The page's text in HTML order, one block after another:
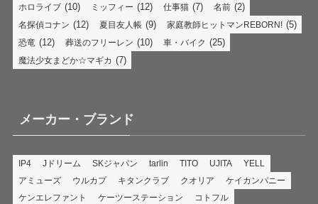
ホロライブ (10) ミッフィー (12) 仕事猫 (7) 名前 (2)
名探偵コナン (12) 夏目友人帳 (9) 家庭教師ヒットマンREBORN! (5)
恐竜 (12) 葬送のフリーレン (10) 車・バイク (25)
魔法少女まどか☆マギカ (7)
メーカー・ブランド
IP4 Jドリーム SKジャパン tarlin TITO UJITA
YELL
アミューズ
ウルカプ キタンクラブ クオリア
ケイカンパニー
ケンエレファント
ケーツーステーション
コトフル